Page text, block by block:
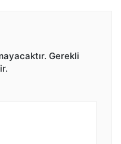
Gerekli